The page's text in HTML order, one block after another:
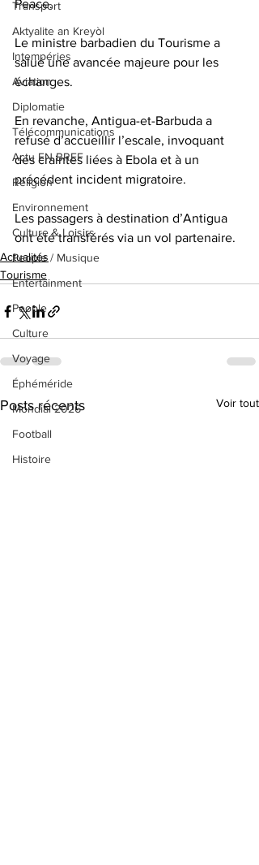
Transport
Aktyalite an Kreyòl
Intempéries
Aviation
Diplomatie
Télécommunications
Actu EN BREF
Religion
Environnement
Culture & Loisirs
People / Musique
Entertainment
People
Culture
Voyage
Éphéméride
Mondial 2026
Football
Histoire
Peace.
Le ministre barbadien du Tourisme a
salué une avancée majeure pour les
échanges.
En revanche, Antigua-et-Barbuda a
refusé d’accueillir l’escale, invoquant
des craintes liées à Ebola et à un
précédent incident migratoire.
Les passagers à destination d’Antigua
ont été transférés via un vol partenaire.
Actualités
Tourisme
Posts récents Voir tout